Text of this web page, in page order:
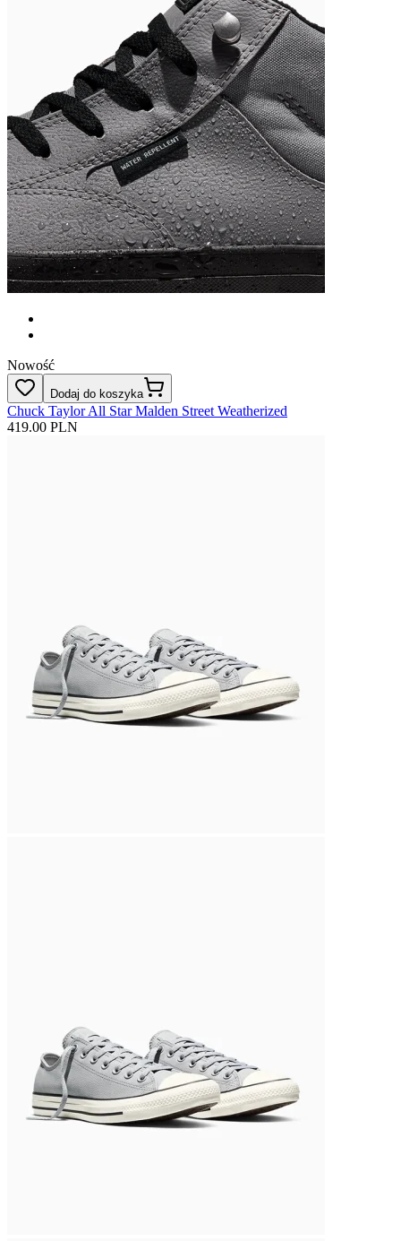
Nowość
Dodaj do koszyka
Chuck Taylor All Star Malden Street Weatherized
419.00 PLN